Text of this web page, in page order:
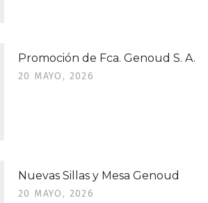
Promoción de Fca. Genoud S. A.
20 MAYO, 2026
Nuevas Sillas y Mesa Genoud
20 MAYO, 2026